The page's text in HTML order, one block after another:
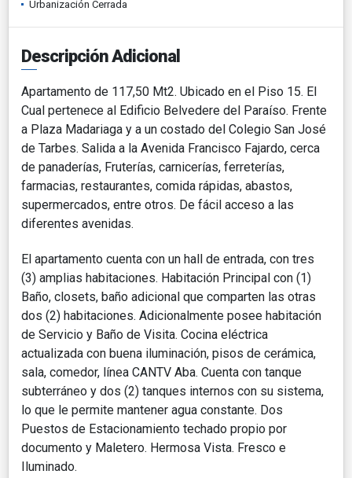
Urbanización Cerrada
Descripción Adicional
Apartamento de 117,50 Mt2. Ubicado en el Piso 15. El
Cual pertenece al Edificio Belvedere del Paraíso. Frente
a Plaza Madariaga y a un costado del Colegio San José
de Tarbes. Salida a la Avenida Francisco Fajardo, cerca
de panaderías, Fruterías, carnicerías, ferreterías,
farmacias, restaurantes, comida rápidas, abastos,
supermercados, entre otros. De fácil acceso a las
diferentes avenidas.
El apartamento cuenta con un hall de entrada, con tres
(3) amplias habitaciones. Habitación Principal con (1)
Baño, closets, baño adicional que comparten las otras
dos (2) habitaciones. Adicionalmente posee habitación
de Servicio y Baño de Visita. Cocina eléctrica
actualizada con buena iluminación, pisos de cerámica,
sala, comedor, línea CANTV Aba. Cuenta con tanque
subterráneo y dos (2) tanques internos con su sistema,
lo que le permite mantener agua constante. Dos
Puestos de Estacionamiento techado propio por
documento y Maletero. Hermosa Vista. Fresco e
Iluminado.